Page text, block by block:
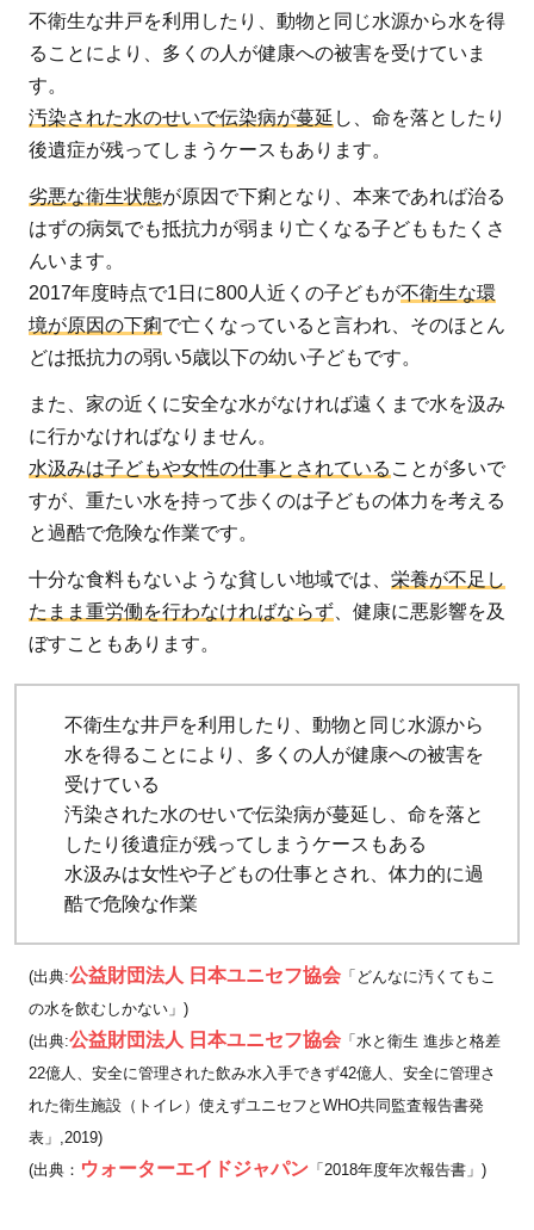
もで
きる
こと
不衛生な井戸を利用したり、動物と同じ水源から水を得
ることにより、多くの人が健康への被害を受けていま
す。
汚染された水のせいで伝染病が蔓延 し、命を落としたり
後遺症が残ってしまうケースもあります。
劣悪な衛生状態が原因で下痢となり、本来であれば治る
はずの病気でも抵抗力が弱まり亡くなる子どももたくさ
んいます。
2017年度時点で1日に800人近くの子どもが不衛生な環
境が原因の下痢で亡くなっていると言われ、そのほとん
どは抵抗力の弱い5歳以下の幼い子どもです。
また、家の近くに安全な水がなければ遠くまで水を汲み
に行かなければなりません。
水汲みは子どもや女性の仕事とされている ことが多いで
すが、重たい水を持って歩くのは子どもの体力を考える
と過酷で危険な作業です。
十分な食料もないような貧しい地域では、 栄養が不足し
たまま重労働を行わなければならず 、健康に悪影響を及
ぼすこともあります。
不衛生な井戸を利用したり、動物と同じ水源から
水を得ることにより、多くの人が健康への被害を
受けている
汚染された水のせいで伝染病が蔓延し、命を落と
したり後遺症が残ってしまうケースもある
水汲みは女性や子どもの仕事とされ、体力的に過
酷で危険な作業
(出典:公益財団法人 日本ユニセフ協会 「どんなに汚くてもこ
の水を飲むしかない」)
(出典:公益財団法人 日本ユニセフ協会 「水と衛生 進歩と格差
22億人、安全に管理された飲み水入手できず42億人、安全に管理さ
れた衛生施設（トイレ）使えずユニセフとWHO共同監査報告書発
表」,2019)
(出典： ウォーターエイドジャパン 「2018年度年次報告書」)